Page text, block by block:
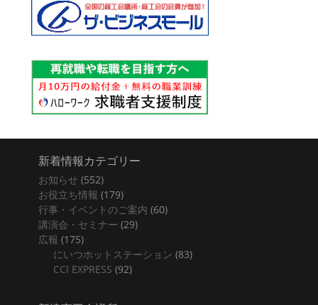
新着情報カテゴリー
お知らせ (552)
お役立ち情報 (179)
行事・イベントのご案内 (60)
講演会・セミナー (29)
広報 (175)
にいつホットステーション (83)
CCI EXPRESS (92)